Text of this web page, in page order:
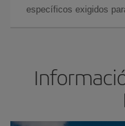
específicos exigidos